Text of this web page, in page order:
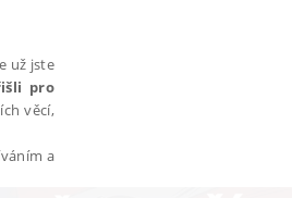
už jste
pro
věcí,
a